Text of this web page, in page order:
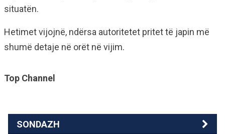
situatën.
Hetimet vijojnë, ndërsa autoritetet pritet të japin më
shumë detaje në orët në vijim.
Top Channel
SONDAZH